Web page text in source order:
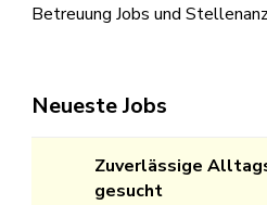
Betreuung Jobs und
Neueste Jobs
Zuverlässige
gesucht